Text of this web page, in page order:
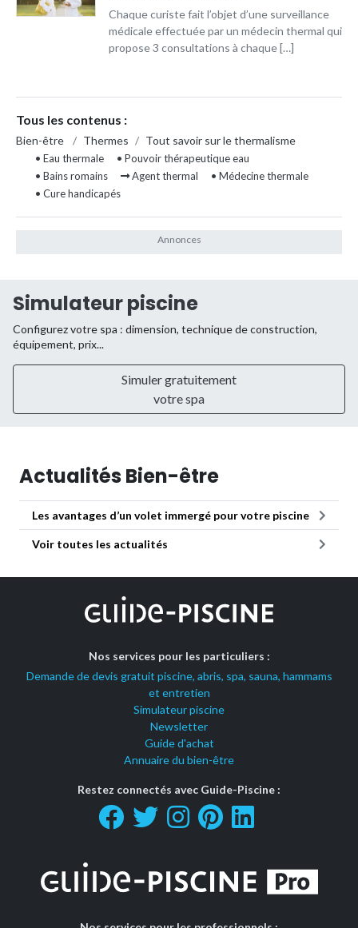
Chaque curiste fait l’objet d’une surveillance
médicale effectuée par un médecin thermal qui
propose 3 consultations à chaque […]
Tous les contenus :
Bien-être / Thermes / Tout savoir sur le thermalisme
• Eau thermale
• Pouvoir thérapeutique eau
• Bains romains
Agent thermal
• Médecine thermale
• Cure handicapés
Simulateur piscine
Configurez votre spa : dimension, technique de construction,
équipement, prix...
Simuler gratuitement
votre spa
Actualités Bien-être
Les avantages d’un volet immergé pour votre piscine
Voir toutes les actualités
Nos services pour les particuliers :
Demande de devis gratuit piscine, abris, spa, sauna, hammams
et entretien
Simulateur piscine
Newsletter
Guide d'achat
Annuaire du bien-être
Restez connectés avec Guide-Piscine :